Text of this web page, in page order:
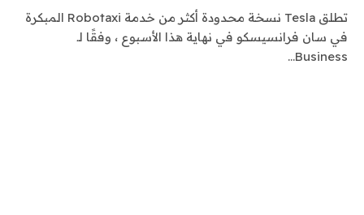
تطلق Tesla نسخة محدودة أكثر من خدمة Robotaxi المبكرة
في سان فرانسيسكو في نهاية هذا الأسبوع ، وفقًا لـ
Business…